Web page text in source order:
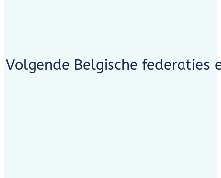
Volgende Belgische federaties